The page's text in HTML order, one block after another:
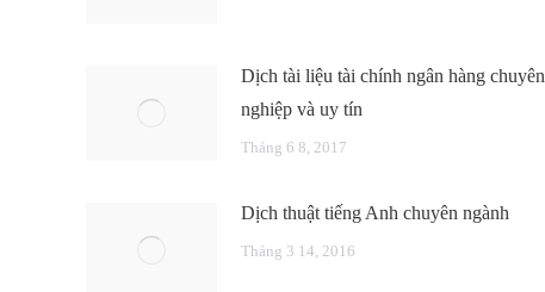
Dịch tài liệu tài chính ngân hàng chuyên
nghiệp và uy tín
Tháng 6 8, 2017
Dịch thuật tiếng Anh chuyên ngành
Tháng 3 14, 2016